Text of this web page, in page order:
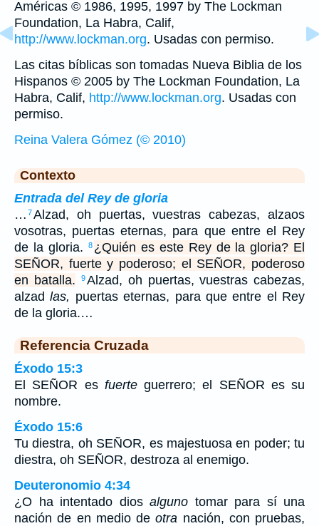
Américas © 1986, 1995, 1997 by The Lockman
Foundation, La Habra, Calif,
http://www.lockman.org. Usadas con permiso.
Las citas bíblicas son tomadas Nueva Biblia de los
Hispanos © 2005 by The Lockman Foundation, La
Habra, Calif, http://www.lockman.org. Usadas con
permiso.
Reina Valera Gómez (© 2010)
Contexto
Entrada del Rey de gloria
… 7Alzad, oh puertas, vuestras cabezas, alzaos
vosotras, puertas eternas, para que entre el Rey
de la gloria.
8 ¿Quién es este Rey de la gloria? El
SEÑOR, fuerte y poderoso; el SEÑOR, poderoso
en batalla.
9Alzad, oh puertas, vuestras cabezas,
alzadlas, puertas eternas, para que entre el Rey
de la gloria.…
Referencia Cruzada
Éxodo 15:3
El SEÑOR es fuerteguerrero; el SEÑOR es su
nombre.
Éxodo 15:6
Tu diestra, oh SEÑOR, es majestuosa en poder; tu
diestra, oh SEÑOR, destroza al enemigo.
Deuteronomio 4:34
¿O ha intentado dios alguno tomar para sí una
nación de en medio deotra nación, con pruebas,